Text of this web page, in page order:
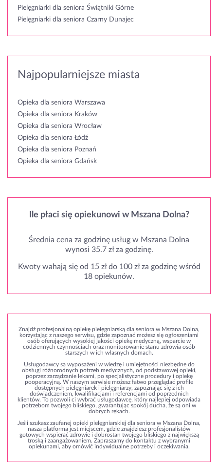
Pielęgniarki dla seniora Świątniki Górne
Pielęgniarki dla seniora Czarny Dunajec
Najpopularniejsze miasta
Opieka dla seniora Warszawa
Opieka dla seniora Kraków
Opieka dla seniora Wrocław
Opieka dla seniora Łódź
Opieka dla seniora Poznań
Opieka dla seniora Gdańsk
Ile płaci się opiekunowi w Mszana Dolna?
Średnia cena za godzinę usług w Mszana Dolna
wynosi 35.7 zł za godzinę.
Kwoty wahają się od 15 zł do 100 zł za godzinę wśród
18 opiekunów.
Znajdź profesjonalną opiekę pielęgniarską dla seniora w Mszana Dolna,
korzystając z naszego serwisu, gdzie zapoznać możesz się ogłoszeniami
osób oferujących wysokiej jakości opiekę medyczną, wsparcie w
codziennych czynnościach oraz monitorowanie stanu zdrowia osób
starszych w ich własnych domach.
Usługodawcy są wyposażeni w wiedzę i umiejętności niezbędne do
obsługi różnorodnych potrzeb medycznych, od podstawowej opieki,
poprzez zarządzanie lekami, po specjalistyczne procedury i opiekę
pooperacyjną. W naszym serwisie możesz łatwo przeglądać profile
dostępnych pielęgniarek i pielęgniarzy, zapoznając się z ich
doświadczeniem, kwalifikacjami i referencjami od poprzednich
klientów. To pozwoli ci wybrać usługodawcę, który najlepiej odpowiada
potrzebom twojego bliskiego, gwarantując spokój ducha, że są oni w
dobrych rękach.
Jeśli szukasz zaufanej opieki pielęgniarskiej dla seniora w Mszana Dolna,
nasza platforma jest miejscem, gdzie znajdziesz profesjonalistów
gotowych wspierać zdrowie i dobrostan twojego bliskiego z największą
troską i zaangażowaniem. Zapraszamy do kontaktu z wybranymi
opiekunami, aby omówić indywidualne potrzeby i oczekiwania.